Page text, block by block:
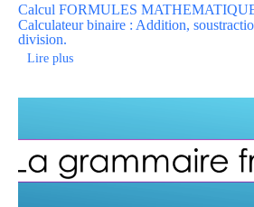
Calcul FORMULES
Calculateur binaire : Addition,
division.
Lire plus